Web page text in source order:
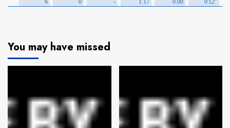
You may have missed